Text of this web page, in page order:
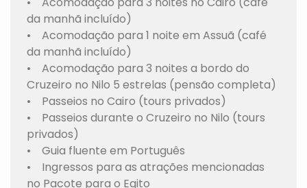
da manhã incluído)
• Acomodação para 1 noite em Assuã (café
da manhã incluído)
• Acomodação para 3 noites a bordo do
Cruzeiro no Nilo 5 estrelas (pensão completa)
• Passeios no Cairo (tours privados)
• Passeios durante o Cruzeiro no Nilo (tours
privados)
• Guia fluente em Português
• Ingressos para as atrações mencionadas
no Pacote para o Egito